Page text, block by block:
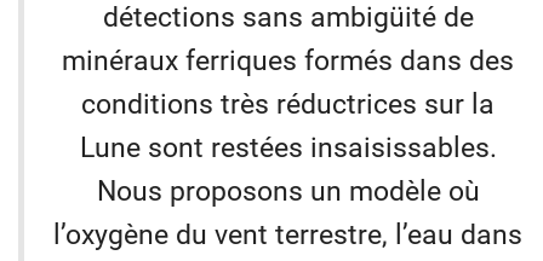
détections sans ambigüité de
minéraux ferriques formés dans des
conditions très réductrices sur la
Lune sont restées insaisissables.
Nous proposons un modèle où
l’oxygène du vent terrestre, l’eau dans